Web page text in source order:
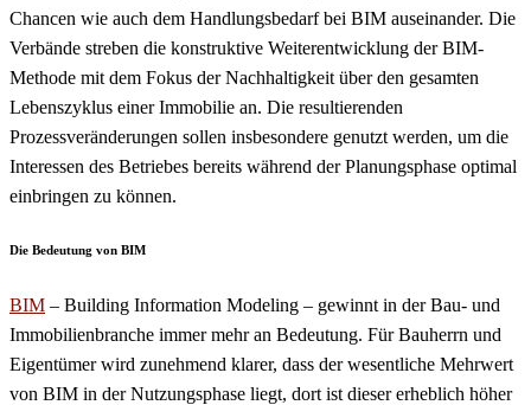
Chancen wie auch dem Handlungsbedarf bei BIM auseinander. Die
Verbände streben die konstruktive Weiterentwicklung der BIM-
Methode mit dem Fokus der Nachhaltigkeit über den gesamten
Lebenszyklus einer Immobilie an. Die resultierenden
Prozessveränderungen sollen insbesondere genutzt werden, um die
Interessen des Betriebes bereits während der Planungsphase optimal
einbringen zu können.
Die Bedeutung von BIM
BIM – Building Information Modeling – gewinnt in der Bau- und
Immobilienbranche immer mehr an Bedeutung. Für Bauherrn und
Eigentümer wird zunehmend klarer, dass der wesentliche Mehrwert
von BIM in der Nutzungsphase liegt, dort ist dieser erheblich höher